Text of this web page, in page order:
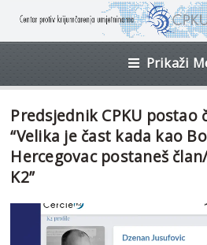
Prikaži
Predsjednik CPKU postao
“Velika je čast kada kao
Hercegovac postaneš
K2”